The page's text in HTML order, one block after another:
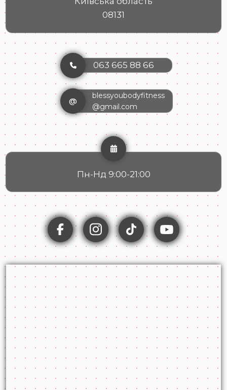
08131
063 665 88 66
@
blessyoubodyfitness
@gmail.com
Пн-Нд 9:00-21:00